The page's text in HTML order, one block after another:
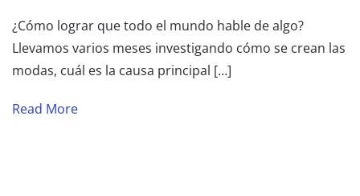
¿Cómo lograr que todo el mundo hable de algo?
Llevamos varios meses investigando cómo se crean las
modas, cuál es la causa principal […]
Read More